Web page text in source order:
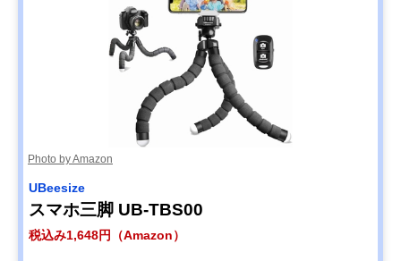
Photo by Amazon
UBeesize
スマホ三脚 UB-TBS00
税込み1,648円（Amazon）